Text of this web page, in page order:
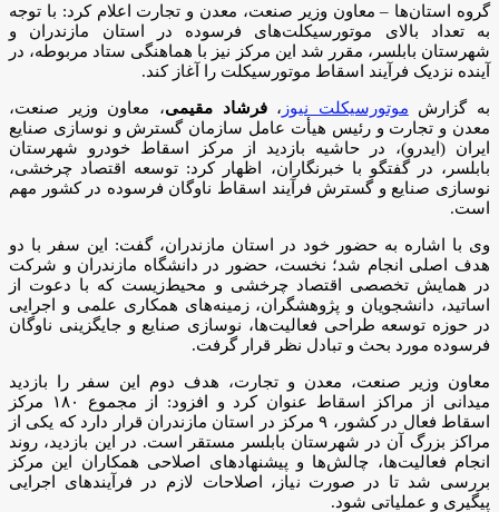
گروه استان‌ها – معاون وزیر صنعت، معدن و تجارت اعلام کرد: با توجه
به تعداد بالای موتورسیکلت‌های فرسوده در استان مازندران و
شهرستان بابلسر، مقرر شد این مرکز نیز با هماهنگی ستاد مربوطه، در
آینده نزدیک فرآیند اسقاط موتورسیکلت را آغاز کند.
به گزارش موتورسیکلت نیوز ،فرشاد مقیمی، معاون وزیر صنعت،
معدن و تجارت و رئیس هیأت عامل سازمان گسترش و نوسازی صنایع
ایران (ایدرو)، در حاشیه بازدید از مرکز اسقاط خودرو شهرستان
بابلسر، در گفتگو با خبرنگاران، اظهار کرد: توسعه اقتصاد چرخشی،
نوسازی صنایع و گسترش فرآیند اسقاط ناوگان فرسوده در کشور مهم
است.
وی با اشاره به حضور خود در استان مازندران، گفت: این سفر با دو
هدف اصلی انجام شد؛ نخست، حضور در دانشگاه مازندران و شرکت
در همایش تخصصی اقتصاد چرخشی و محیط‌زیست که با دعوت از
اساتید، دانشجویان و پژوهشگران، زمینه‌های همکاری علمی و اجرایی
در حوزه توسعه طراحی فعالیت‌ها، نوسازی صنایع و جایگزینی ناوگان
فرسوده مورد بحث و تبادل نظر قرار گرفت.
معاون وزیر صنعت، معدن و تجارت، هدف دوم این سفر را بازدید
میدانی از مراکز اسقاط عنوان کرد و افزود: از مجموع ۱۸۰ مرکز
اسقاط فعال در کشور، ۹ مرکز در استان مازندران قرار دارد که یکی از
مراکز بزرگ آن در شهرستان بابلسر مستقر است. در این بازدید، روند
انجام فعالیت‌ها، چالش‌ها و پیشنهادهای اصلاحی همکاران این مرکز
بررسی شد تا در صورت نیاز، اصلاحات لازم در فرآیندهای اجرایی
پیگیری و عملیاتی شود.